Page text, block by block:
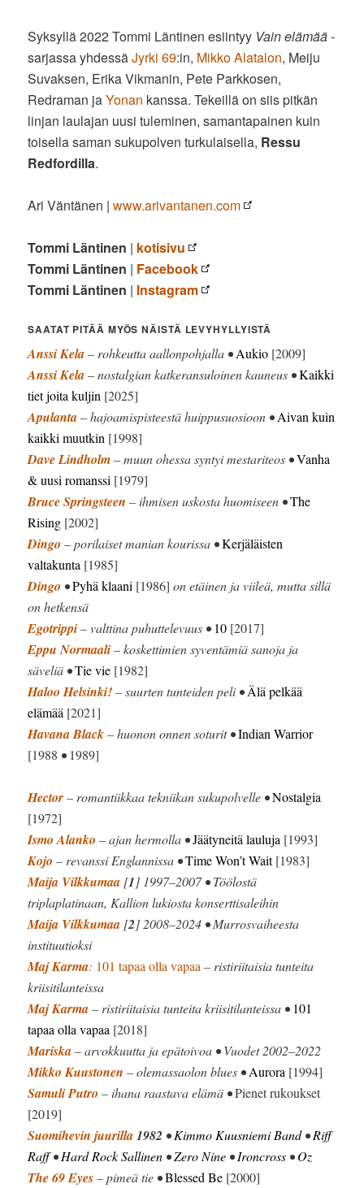
Syksyllä 2022 Tommi Läntinen esiintyy Vain elämää-
sarjassa yhdessäJyrki 69:in, Mikko Alatalon, Meiju
Suvaksen, Erika Vikmanin, Pete Parkkosen,
Redraman jaYonan kanssa. Tekeillä on siis pitkän
linjan laulajan uusi tuleminen, samantapainen kuin
toisella saman sukupolven turkulaisella, Ressu
Redfordilla.
Ari Väntänen |www.arivantanen.com
Tommi Läntinen | kotisivu
Tommi Läntinen | Facebook
Tommi Läntinen | Instagram
SAATAT PITÄÄ MYÖS NÄISTÄ LEVYHYLLYISTÄ
Anssi Kela– rohkeutta aallonpohjalla •Aukio [2009]
Anssi Kela– nostalgian katkeransuloinen kauneus •Kaikki
tiet joita kuljin [2025]
Apulanta– hajoamispisteestä huippusuosioon •Aivan kuin
kaikki muutkin [1998]
Dave Lindholm– muun ohessa syntyi mestariteos •Vanha
& uusi romanssi [1979]
Bruce Springsteen – ihmisen uskosta huomiseen •The
Rising [2002]
Dingo – porilaiset manian kourissa •Kerjäläisten
valtakunta [1985]
Dingo •Pyhä klaani [1986] on etäinen ja viileä, mutta sillä
on hetkensä
Egotrippi– valttina puhuttelevuus • 10 [2017]
Eppu Normaali– koskettimien syventämiä sanoja ja
säveliä •Tie vie [1982]
Haloo Helsinki!– suurten tunteiden peli •Älä pelkää
elämää [2021]
Havana Black– huonon onnen soturit •Indian Warrior
[1988 • 1989]
Hector– romantiikkaa tekniikan sukupolvelle •Nostalgia
[1972]
Ismo Alanko – ajan hermolla •Jäätyneitä lauluja [1993]
Kojo – revanssi Englannissa •Time Won’t Wait[1983]
Maija Vilkkumaa [1] 1997–2007 • Töölostä
triplaplatinaan, Kallion lukiosta konserttisaleihin
Maija Vilkkumaa [2] 2008–2024 • Murrosvaiheesta
instituutioksi
Maj Karma: 101 tapaa olla vapaa – ristiriitaisia tunteita
kriisitilanteissa
Maj Karma– ristiriitaisia tunteita kriisitilanteissa • 101
tapaa olla vapaa [2018]
Mariska– arvokkuutta ja epätoivoa • Vuodet 2002–2022
Mikko Kuustonen – olemassaolon blues •Aurora [1994]
Samuli Putro – ihana raastava elämä •Pienet rukoukset
[2019]
Suomihevin juurilla1982 •Kimmo Kuusniemi Band•Riff
Raff•Hard Rock Sallinen •Zero Nine •Ironcross •Oz
The 69 Eyes– pimeä tie •Blessed Be [2000]